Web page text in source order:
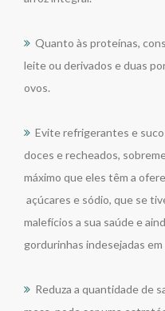
Quanto às proteínas,
leite ou derivados e duas
ovos.
Evite refrigerantes e
doces e recheados,
máximo que eles têm a
açúcares e sódio, que se
malefícios a sua saúde e
gordurinhas indesejadas
Reduza a quantidade de